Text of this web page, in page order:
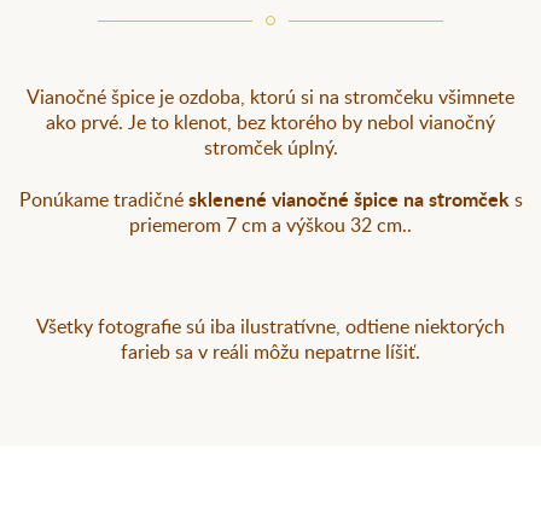
Vianočné špice je ozdoba, ktorú si na stromčeku všimnete
ako prvé. Je to klenot, bez ktorého by nebol vianočný
stromček úplný.
Ponúkame tradičnésklenené vianočné špice na stromčeks
priemerom 7 cm a výškou 32 cm..
Všetky fotografie sú iba ilustratívne, odtiene niektorých
farieb sa v reáli môžu nepatrne líšiť.